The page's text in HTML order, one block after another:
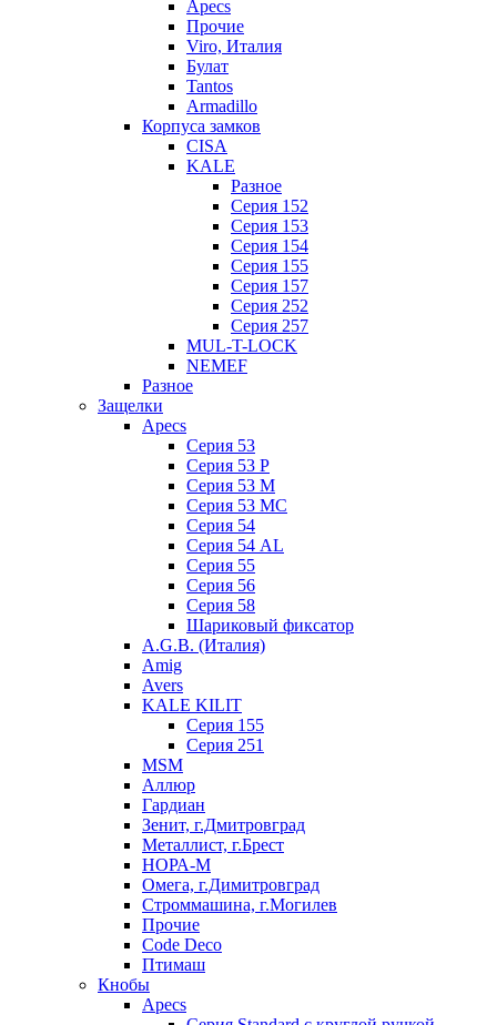
Apecs
Прочие
Viro, Италия
Булат
Tantos
Armadillo
Корпуса замков
CISA
KALE
Разное
Серия 152
Серия 153
Серия 154
Серия 155
Серия 157
Серия 252
Серия 257
MUL-T-LOCK
NEMEF
Разное
Защелки
Apecs
Серия 53
Серия 53 P
Серия 53 М
Серия 53 МC
Серия 54
Серия 54 AL
Серия 55
Серия 56
Серия 58
Шариковый фиксатор
A.G.B. (Италия)
Amig
Avers
KALE KILIT
Серия 155
Серия 251
MSM
Аллюр
Гардиан
Зенит, г.Дмитровград
Металлист, г.Брест
НОРА-М
Омега, г.Димитровград
Строммашина, г.Могилев
Прочие
Code Deco
Птимаш
Кнобы
Apecs